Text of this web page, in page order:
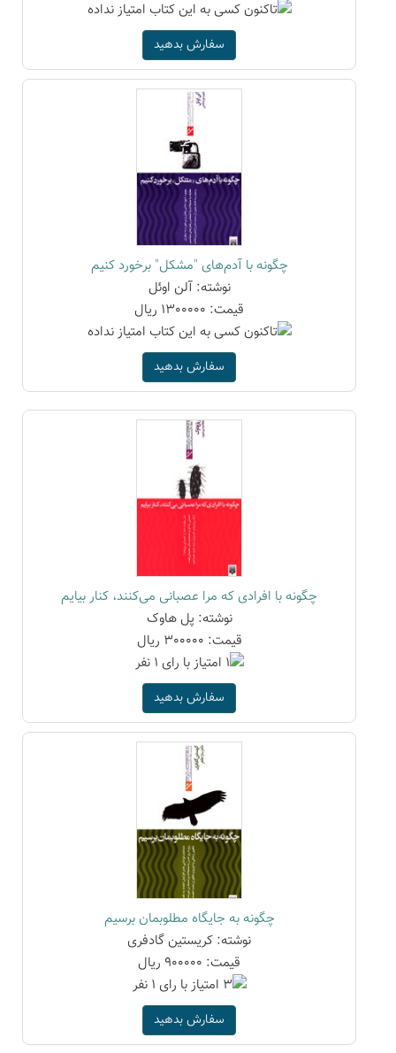
سفارش بدهید
چگونه با آدم‌های "مشکل" برخورد کنیم
نوشته: آلن اوئل
قیمت: 1300000 ریال
سفارش بدهید
چگونه با افرادی که مرا عصبانی می‌کنند، کنار بیایم
نوشته: پل هاوک
قیمت: 300000 ریال
سفارش بدهید
چگونه به جایگاه مطلوبمان برسیم
نوشته: کریستین گادفری
قیمت: 900000 ریال
سفارش بدهید